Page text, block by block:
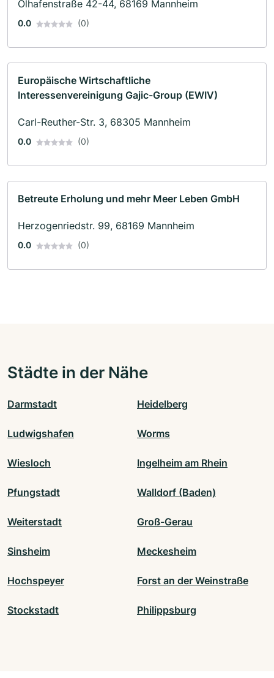
Ölhafenstraße 42-44, 68169 Mannheim
0.0 (0)
Europäische Wirtschaftliche
Interessenvereinigung Gajic-Group (EWIV)
Carl-Reuther-Str. 3, 68305 Mannheim
0.0 (0)
Betreute Erholung und mehr Meer Leben GmbH
Herzogenriedstr. 99, 68169 Mannheim
0.0 (0)
Städte in der Nähe
Darmstadt Heidelberg
Ludwigshafen Worms
Wiesloch Ingelheim am Rhein
Pfungstadt Walldorf (Baden)
Weiterstadt Groß-Gerau
Sinsheim Meckesheim
Hochspeyer Forst an der Weinstraße
Stockstadt Philippsburg